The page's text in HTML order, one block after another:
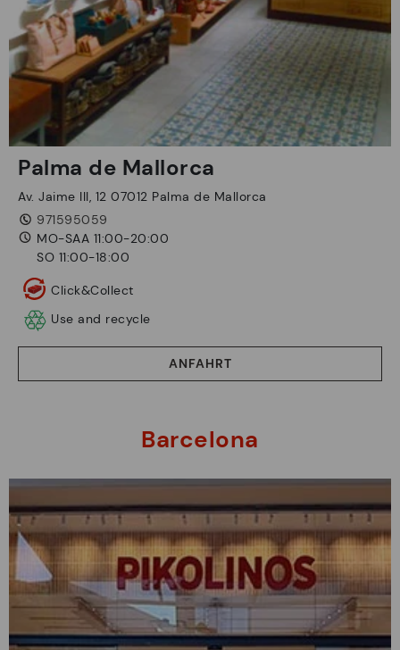
Palma de Mallorca
Av. Jaime III, 12 07012 Palma de Mallorca
971595059
MO-SAA 11:00-20:00
SO 11:00-18:00
Click&Collect
Use and recycle
ANFAHRT
Barcelona